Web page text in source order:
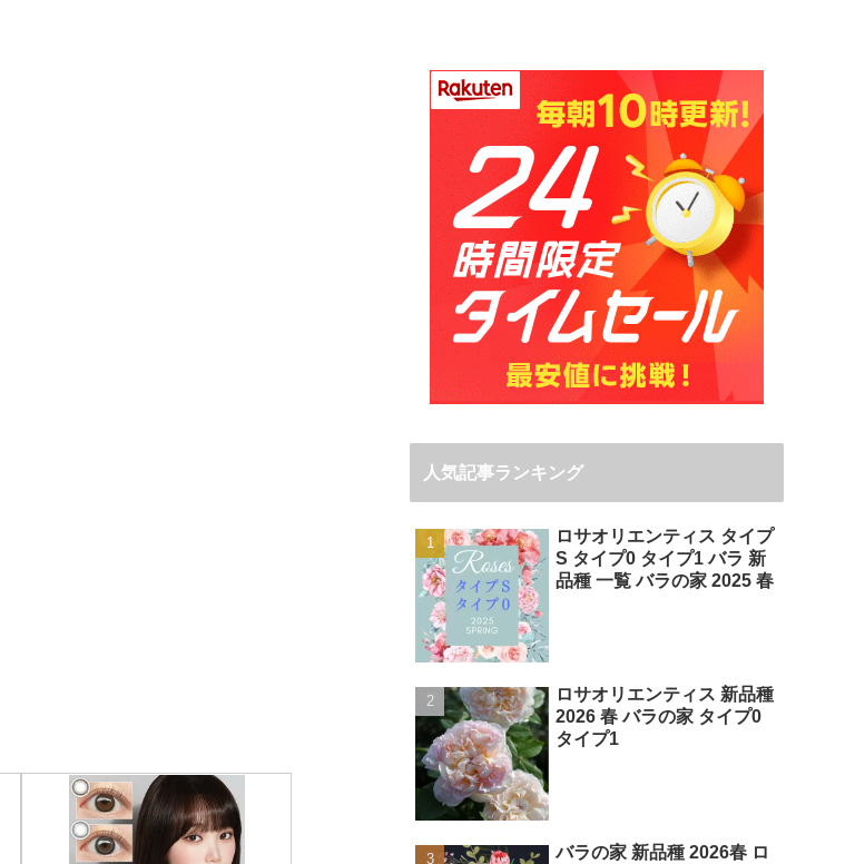
人気記事ランキング
ロサオリエンティス タイプ
S タイプ0 タイプ1 バラ 新
品種 一覧 バラの家 2025 春
ロサオリエンティス 新品種
2026 春 バラの家 タイプ0
タイプ1
バラの家 新品種 2026春 ロ